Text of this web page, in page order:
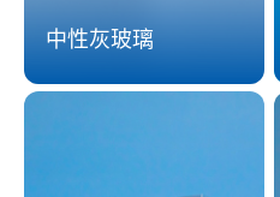
中性灰玻璃